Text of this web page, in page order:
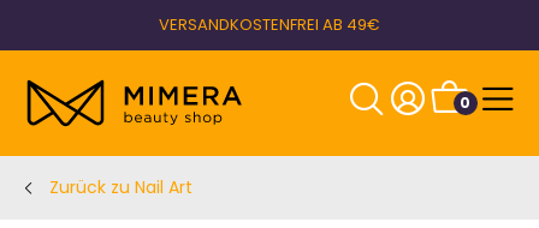
VERSANDKOSTENFREI AB 49€
0
Zurück zu Nail Art